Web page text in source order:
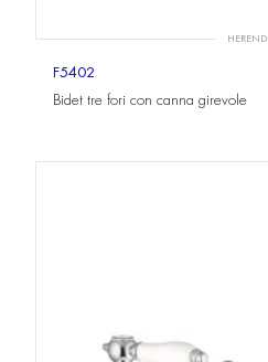
HEREND
F5402
Bidet tre fori con canna girevole